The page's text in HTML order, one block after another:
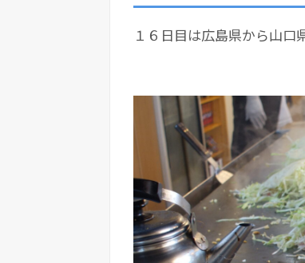
１６日目は広島県から山口